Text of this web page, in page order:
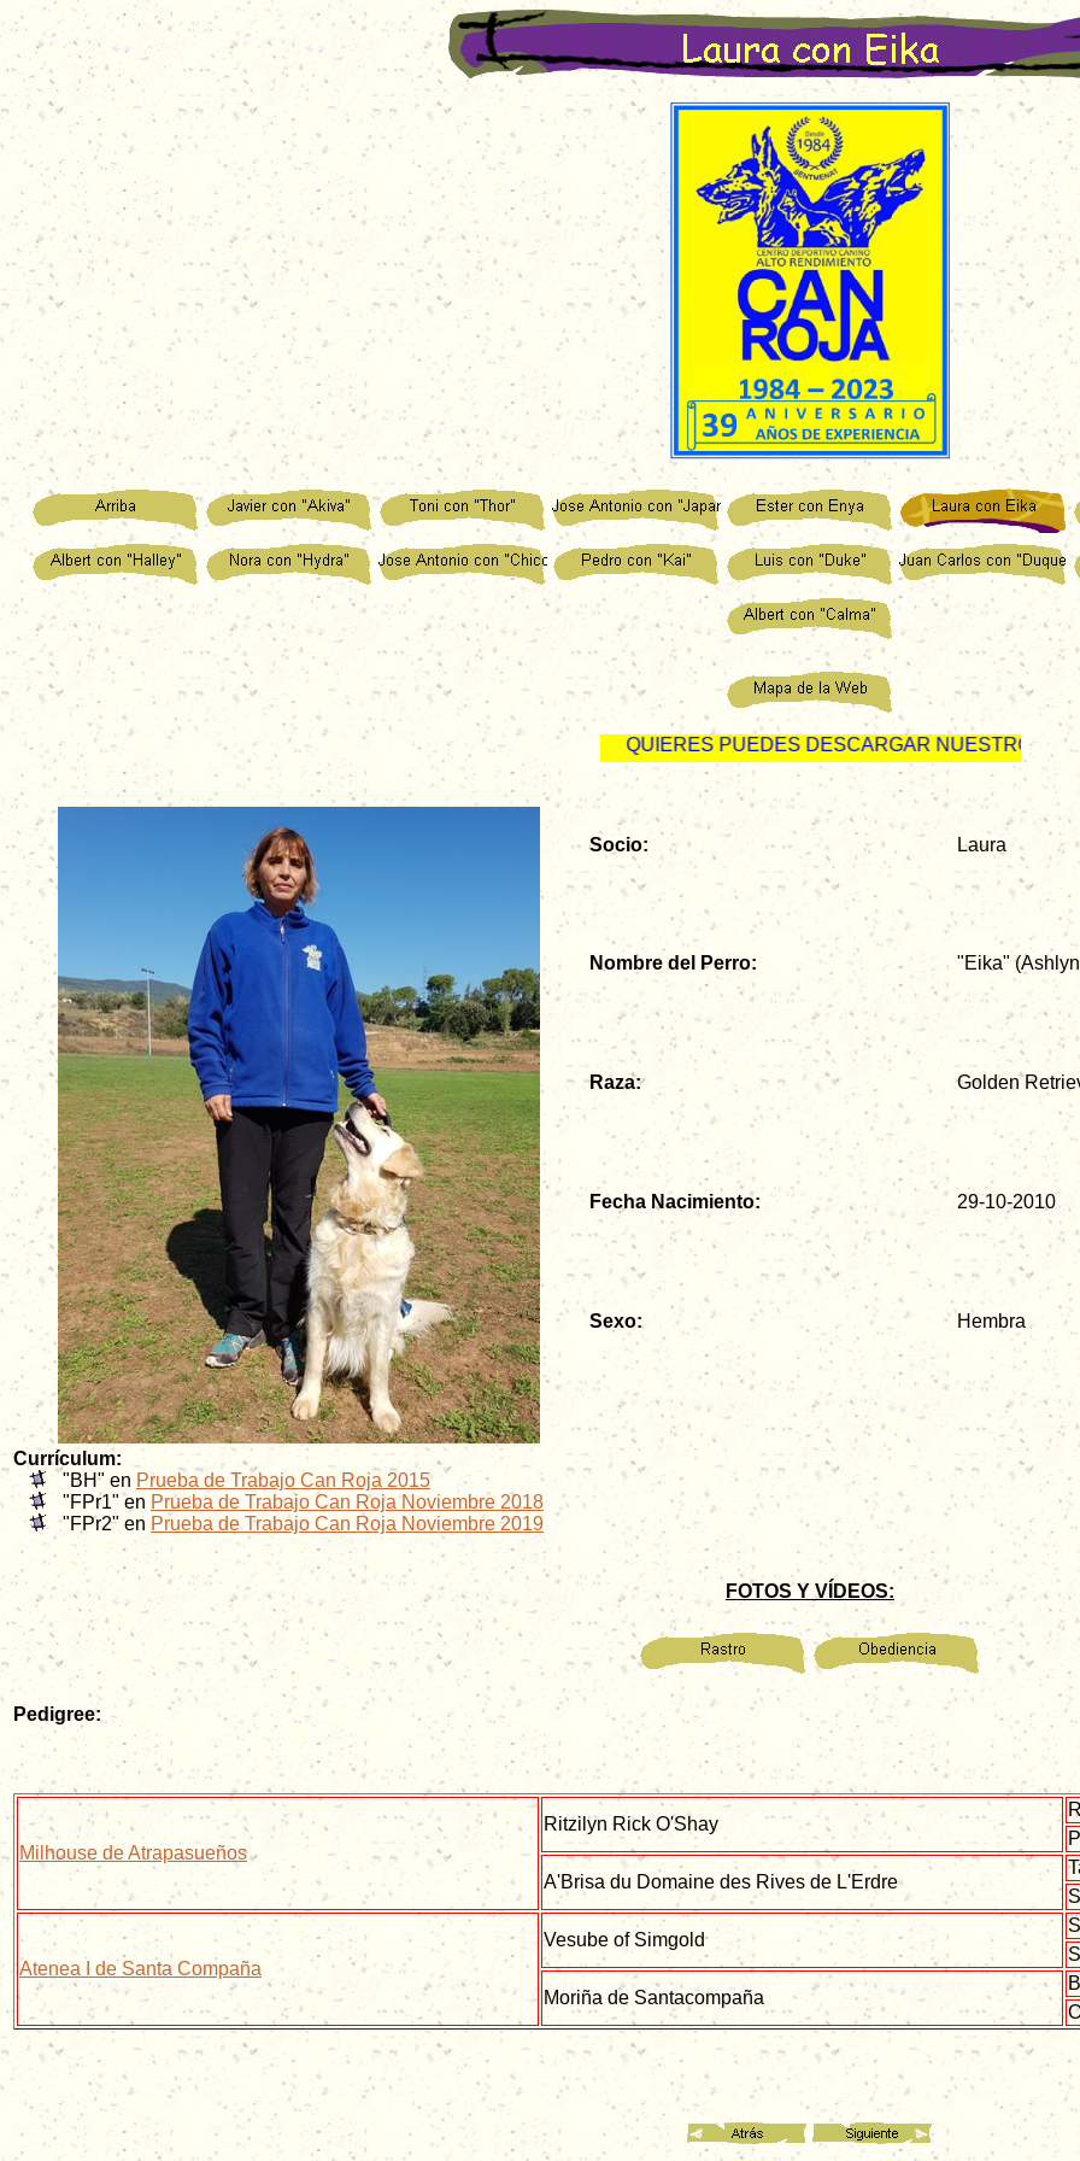
SI QUIERES PUEDES DESCARGAR NUESTRO
Socio: Laura
Nombre del Perro: "Eika"
Raza: Golden
Fecha Nacimiento: 29-10-2010
Sexo: Hembra
Currículum:
"BH" en Prueba de Trabajo Can Roja 2015
"FPr1" en Prueba de Trabajo Can Roja Noviembre 2018
"FPr2" en Prueba de Trabajo Can Roja Noviembre 2019
FOTOS Y VÍDEOS:
Pedigree:
Milhouse de Atrapasueños
Ritzilyn Rick O'Shay
A'Brisa du Domaine des Rives de L'Erdre
Atenea I de Santa Compaña
Vesube of Simgold
Moriña de Santacompaña